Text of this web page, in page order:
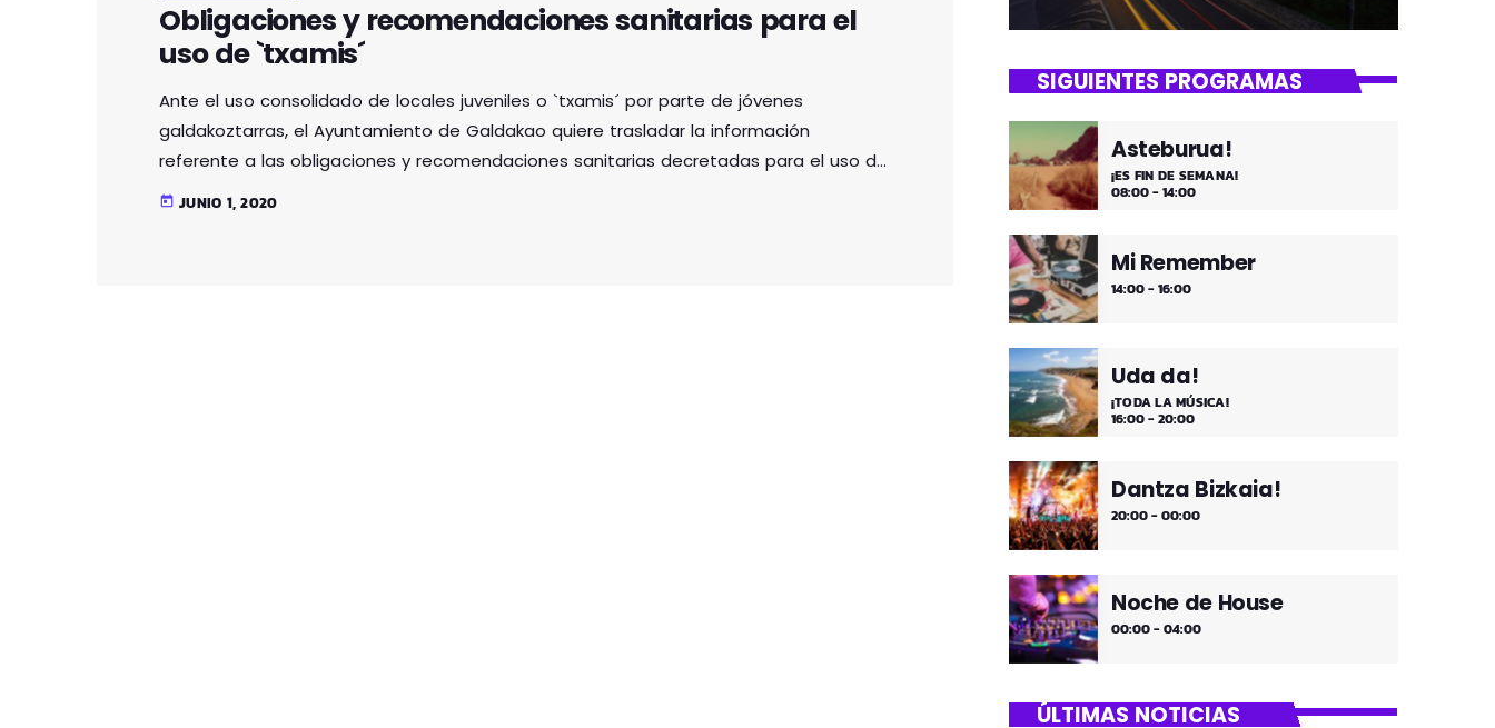
Obligaciones y recomendaciones sanitarias para el
uso de `txamis´
Ante el uso consolidado de locales juveniles o `txamis´ por parte de jóvenes
galdakoztarras, el Ayuntamiento de Galdakao quiere trasladar la información
referente a las obligaciones y recomendaciones sanitarias decretadas para el uso de
los mismos durante la "fase 2" del estado de alarma en la que nos encontramos. En
today JUNIO 1, 2020
SIGUIENTES PROGRAMAS
Asteburua!
¡ES FIN DE SEMANA!
08:00 - 14:00
Mi Remember
14:00 - 16:00
Uda da!
¡TODA LA MÚSICA!
16:00 - 20:00
Dantza Bizkaia!
20:00 - 00:00
Noche de House
00:00 - 04:00
ÚLTIMAS NOTICIAS